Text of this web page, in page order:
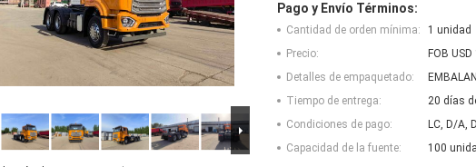
Pago y Envío Términos:
Cantidad de orden mínima:
1 unidad
Precio:
FOB
Detalles de empaquetado:
Tiempo de entrega:
20 días
Condiciones de pago:
LC, D/A,
Capacidad de la fuente:
100